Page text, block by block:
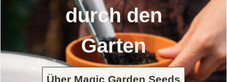
durch den
Garten
Über Magic Garden Seeds